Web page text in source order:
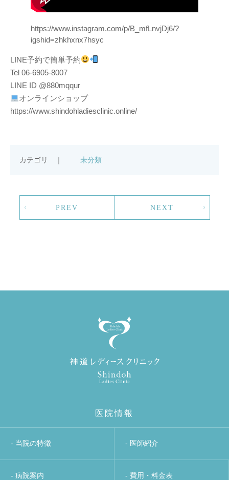
https://www.instagram.com/p/B_mfLnvjDj6/?
igshid=zhkhxnx7hsyc
LINE予約で簡単予約
Tel 06-6905-8007
LINE ID @880mqqur
オンラインショップ
https://www.shindohladiesclinic.online/
カテゴリ ｜ 未分類
PREV NEXT
医院情報
- 当院の特徴 - 医師紹介
- 病院案内 - 費用・料金表